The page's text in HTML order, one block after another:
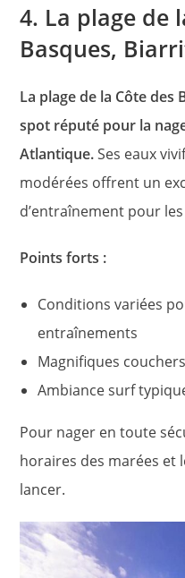
4. La plage de
Basques,
La plage de la Côte des
spot réputé pour la
Atlantique.Ses eaux
modérées offrent un
d’entraînement pour
Points forts :
Conditions variées
entraînements
Magnifiques
Ambiance surf
Pour nager en toute
horaires des marées et
lancer.